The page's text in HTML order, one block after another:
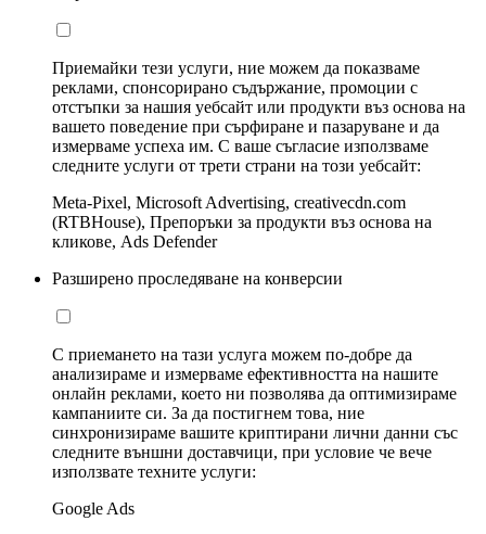
Приемайки тези услуги, ние можем да показваме
реклами, спонсорирано съдържание, промоции с
отстъпки за нашия уебсайт или продукти въз основа на
вашето поведение при сърфиране и пазаруване и да
измерваме успеха им. С ваше съгласие използваме
следните услуги от трети страни на този уебсайт:
Meta-Pixel, Microsoft Advertising, creativecdn.com
(RTBHouse), Препоръки за продукти въз основа на
кликове, Ads Defender
Разширено проследяване на конверсии
С приемането на тази услуга можем по-добре да
анализираме и измерваме ефективността на нашите
онлайн реклами, което ни позволява да оптимизираме
кампаниите си. За да постигнем това, ние
синхронизираме вашите криптирани лични данни със
следните външни доставчици, при условие че вече
използвате техните услуги:
Google Ads